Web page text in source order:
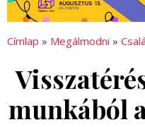
Címlap » Megálmodni »
munkából